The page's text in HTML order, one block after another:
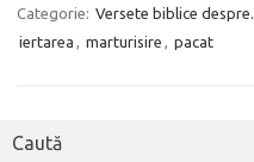
Categorie: Versete biblice despre...
iertarea
marturisire pacat
Caută